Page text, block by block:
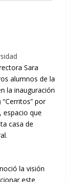
Sara
alumnos de la
la inauguración
“Cerritos” por
espacio que
casa de
la visión
este